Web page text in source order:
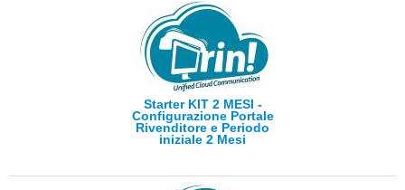
Starter KIT 2 MESI -
Configurazione Portale
Rivenditore e Periodo
iniziale 2 Mesi